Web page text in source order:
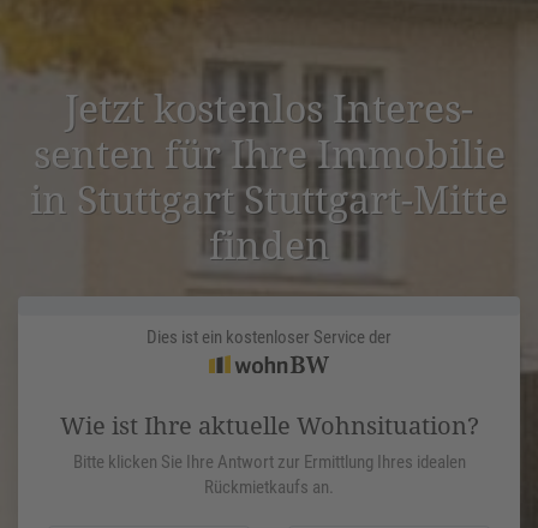
Jetzt kostenlos Inter­es­
senten für Ihre Immobilie
in Stuttgart Stuttgart-Mitte
finden
Dies ist ein kostenloser Service der
Wie ist Ihre aktuelle Wohnsituation?
Bitte klicken Sie Ihre Antwort zur Ermittlung Ihres idealen
Rückmietkaufs an.